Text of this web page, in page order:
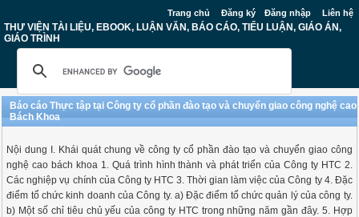
Trang chủ Đăng ký Đăng nhập Liên hệ
THƯ VIỆN TÀI LIỆU, EBOOK, LUẬN VĂN, BÁO CÁO, TIỂU LUẬN, GIÁO ÁN,
GIÁO TRÌNH
Báo cáo Thực tập tại Công ty cổ phần đào tạo và chuyển giao công nghệ cao
Bách Khoa
Nội dung I. Khái quát chung về công ty cổ phần đào tạo và chuyển giao công
nghệ cao bách khoa 1. Quá trình hình thành và phát triển của Công ty HTC 2.
Các nghiệp vụ chính của Công ty HTC 3. Thời gian làm việc của Công ty 4. Đặc
điểm tổ chức kinh doanh của Công ty. a) Đặc điểm tổ chức quản lý của công ty.
b) Một số chỉ tiêu chủ yếu của công ty HTC trong những năm gần đây. 5. Hợp